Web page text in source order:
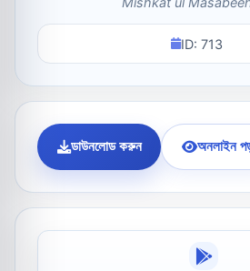
ID: 713
ডাউনলোড করুন অনলাইন